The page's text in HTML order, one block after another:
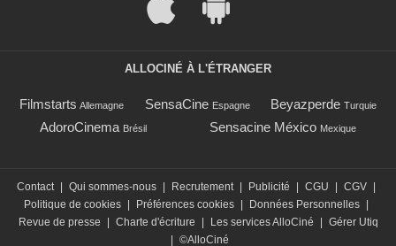
ALLOCINÉ À L'ÉTRANGER
Filmstarts Allemagne SensaCine Espagne Beyazperde Turquie
AdoroCinema Brésil Sensacine México Mexique
Contact Qui sommes-nous Recrutement Publicité CGU CGV
Politique de cookies
Préférences cookies Données Personnelles
Revue de presse
Charte d'écriture Les services AlloCiné
Gérer Utiq
©AlloCiné